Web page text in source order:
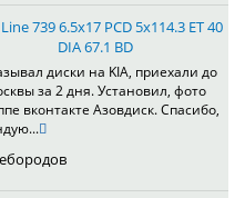
739 6.5x17 PCD 5x114.3 ET 40
DIA 67.1 BD
диски на KIA, приехали до
за 2 дня. Установил, фото
вконтакте Азовдиск. Спасибо,